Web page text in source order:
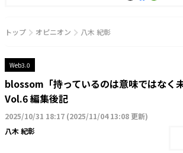
トップ オピニオン 八木 紀彰
Web3.0
blossom「持っているのは意味ではな
Vol.6 編集後記
2025/10/31 18:17 (2025/11/04 13:08 更新)
八木 紀彰